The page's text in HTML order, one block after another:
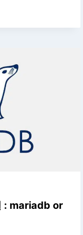
: mariadb or